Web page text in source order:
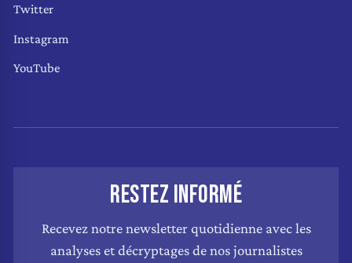
Twitter
Instagram
YouTube
RESTEZ INFORMÉ
Recevez notre newsletter quotidienne avec les
analyses et décryptages de nos journalistes